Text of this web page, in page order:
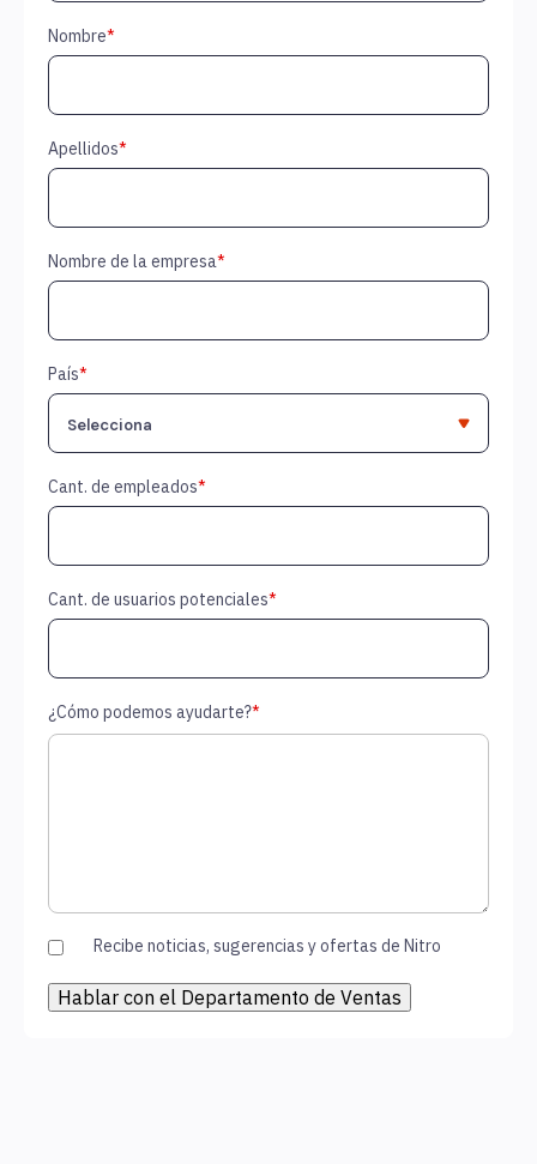
Nombre*
Apellidos*
Nombre de la empresa*
País*
Cant. de empleados*
Cant. de usuarios potenciales*
¿Cómo podemos ayudarte?*
Recibe noticias, sugerencias y ofertas de Nitro